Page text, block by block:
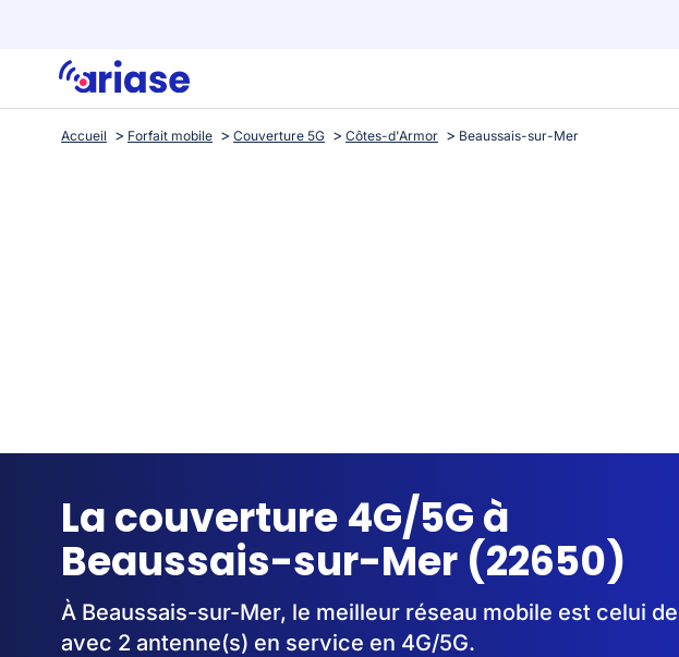
Accueil Forfait mobile Couverture 5G Côtes-d'Armor Beaussais-sur-Mer
La couverture 4G/5G à
Beaussais-sur-Mer (22650)
À Beaussais-sur-Mer, le meilleur réseau mobile est celui
avec 2 antenne(s) en service en 4G/5G.